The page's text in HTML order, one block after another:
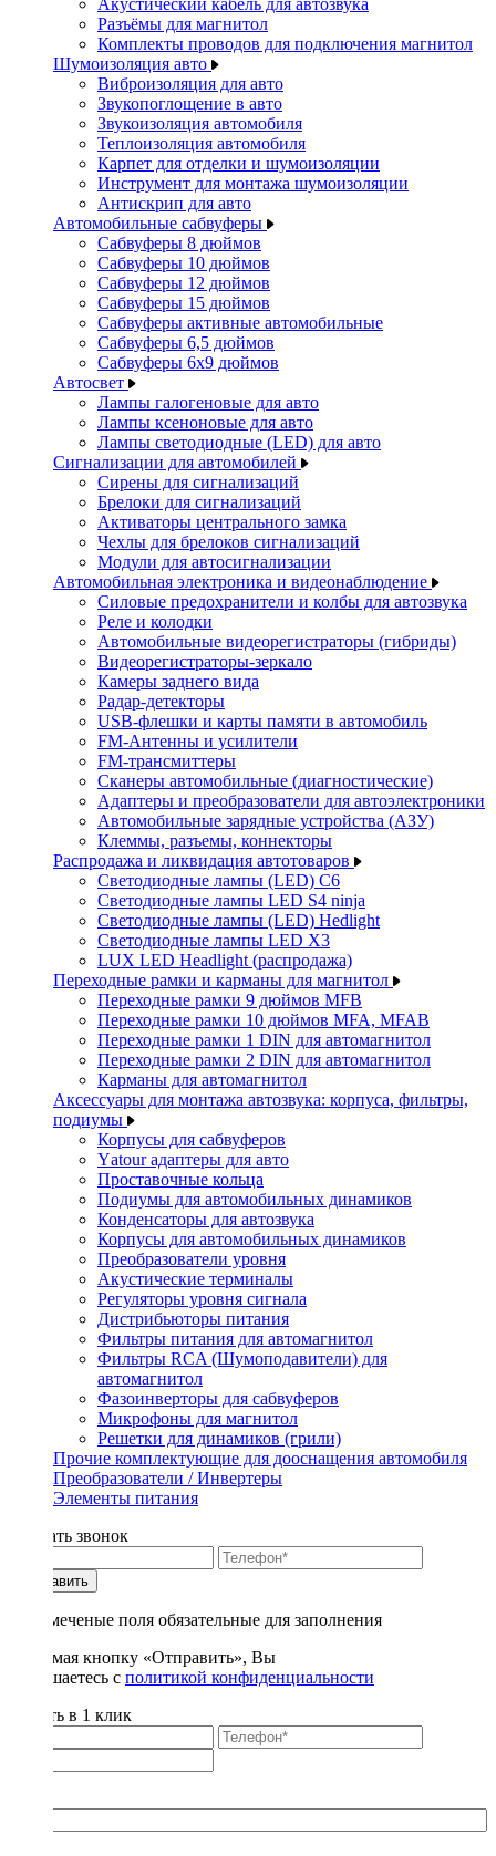
Акустический кабель для автозвука
Разъёмы для магнитол
Комплекты проводов для подключения магнитол
Шумоизоляция авто
Виброизоляция для авто
Звукопоглощение в авто
Звукоизоляция автомобиля
Теплоизоляция автомобиля
Карпет для отделки и шумоизоляции
Инструмент для монтажа шумоизоляции
Антискрип для авто
Автомобильные сабвуферы
Сабвуферы 8 дюймов
Сабвуферы 10 дюймов
Сабвуферы 12 дюймов
Сабвуферы 15 дюймов
Сабвуферы активные автомобильные
Сабвуферы 6,5 дюймов
Сабвуферы 6x9 дюймов
Автосвет
Лампы галогеновые для авто
Лампы ксеноновые для авто
Лампы светодиодные (LED) для авто
Сигнализации для автомобилей
Сирены для сигнализаций
Брелоки для сигнализаций
Активаторы центрального замка
Чехлы для брелоков сигнализаций
Модули для автосигнализации
Автомобильная электроника и видеонаблюдение
Силовые предохранители и колбы для автозвука
Реле и колодки
Автомобильные видеорегистраторы (гибриды)
Видеорегистраторы-зеркало
Камеры заднего вида
Радар-детекторы
USB-флешки и карты памяти в автомобиль
FM-Антенны и усилители
FM-трансмиттеры
Сканеры автомобильные (диагностические)
Адаптеры и преобразователи для автоэлектроники
Автомобильные зарядные устройства (АЗУ)
Клеммы, разъемы, коннекторы
Распродажа и ликвидация автотоваров
Светодиодные лампы (LED) C6
Светодиодные лампы LED S4 ninja
Светодиодные лампы (LED) Hedlight
Светодиодные лампы LED X3
LUX LED Headlight (распродажа)
Переходные рамки и карманы для магнитол
Переходные рамки 9 дюймов MFB
Переходные рамки 10 дюймов MFA, MFAB
Переходные рамки 1 DIN для автомагнитол
Переходные рамки 2 DIN для автомагнитол
Карманы для автомагнитол
Аксессуары для монтажа автозвука: корпуса, фильтры,
подиумы
Корпусы для сабвуферов
Yаtour адаптеры для авто
Проставочные кольца
Подиумы для автомобильных динамиков
Конденсаторы для автозвука
Корпусы для автомобильных динамиков
Преобразователи уровня
Акустические терминалы
Регуляторы уровня сигнала
Дистрибьюторы питания
Фильтры питания для автомагнитол
Фильтры RCA (Шумоподавители) для
автомагнитол
Фазоинверторы для сабвуферов
Микрофоны для магнитол
Решетки для динамиков (грили)
Прочие комплектующие для дооснащения автомобиля
Преобразователи / Инвертеры
Элементы питания
Заказать звонок
Отправить
* - отмеченые поля обязательные для заполнения
Нажимая кнопку «Отправить», Вы
соглашаетесь с политикой конфиденциальности
Купить в 1 клик